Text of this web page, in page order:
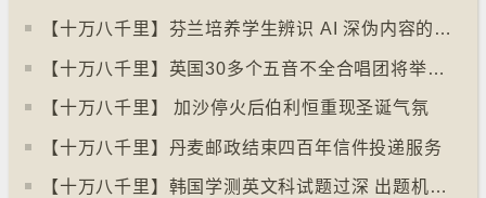
【十万八千里】芬兰培养学生辨识 AI 深伪内容的能力
【十万八千里】英国30多个五音不全合唱团将举行十周年志庆
【十万八千里】 加沙停火后伯利恒重现圣诞气氛
【十万八千里】丹麦邮政结束四百年信件投递服务
【十万八千里】韩国学测英文科试题过深 出题机构院长引咎辞职